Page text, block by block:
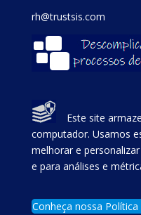
rh@trustsis.com
Este site
computador. Usamos
melhorar e
e para análises e
Conheça nossa Política